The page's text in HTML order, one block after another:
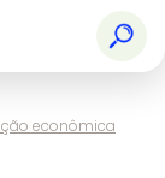
econômica